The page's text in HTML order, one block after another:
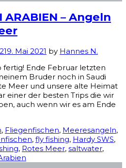
ARABIEN – Angeln
9. Mai 2021 by Hannes N.
fertig! Ende Februar letzten
Bruder noch in Saudi
Meer und unsere alte Heimat
einer der besten Trips die wir
auch wenn wir es am Ende
, Fliegenfischen, Meeresangeln,
, fly fishing, Hardy SWS,
, Rotes Meer, saltwater,